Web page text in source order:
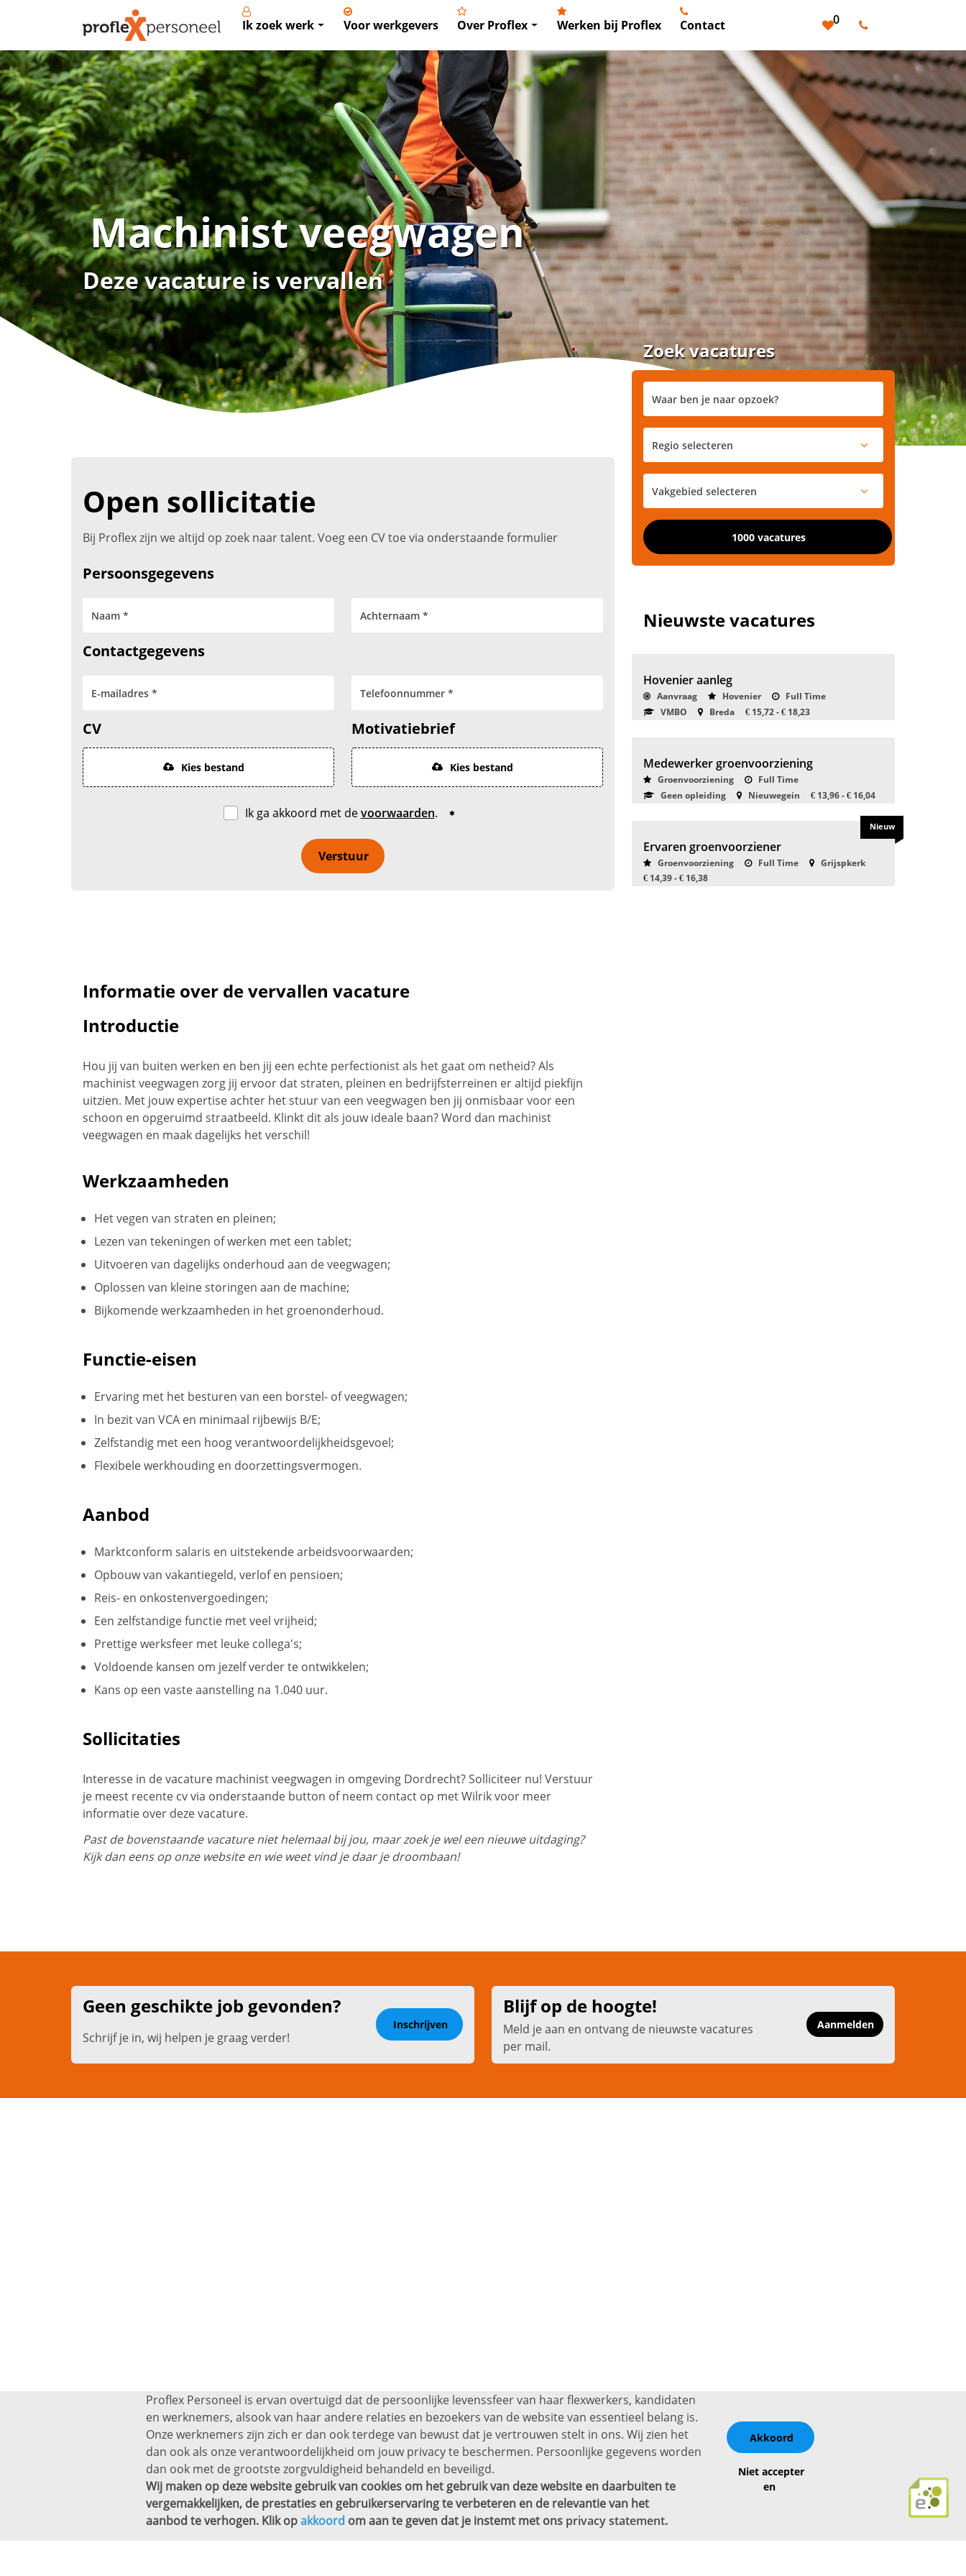
Ik zoek werk Voor werkgevers Over Proflex Werken bij Proflex Contact 0
Machinist veegwagen
Deze vacature is vervallen
Open sollicitatie
Bij Proflex zijn we altijd op zoek naar talent. Voeg een CV toe via onderstaande formulier
Persoonsgegevens
Contactgegevens
CV
Kies bestand
Motivatiebrief
Kies bestand
Ik ga akkoord met devoorwaarden.
Verstuur
Informatie over de vervallen vacature
Introductie
Hou jij van buiten werken en ben jij een echte perfectionist als het gaat om netheid? Als
machinist veegwagen zorg jij ervoor dat straten, pleinen en bedrijfsterreinen er altijd piekfijn
uitzien. Met jouw expertise achter het stuur van een veegwagen ben jij onmisbaar voor een
schoon en opgeruimd straatbeeld. Klinkt dit als jouw ideale baan? Word dan machinist
veegwagen en maak dagelijks het verschil!
Werkzaamheden
Het vegen van straten en pleinen;
Lezen van tekeningen of werken met een tablet;
Uitvoeren van dagelijks onderhoud aan de veegwagen;
Oplossen van kleine storingen aan de machine;
Bijkomende werkzaamheden in het groenonderhoud.
Functie-eisen
Ervaring met het besturen van een borstel- of veegwagen;
In bezit van VCA en minimaal rijbewijs B/E;
Zelfstandig met een hoog verantwoordelijkheidsgevoel;
Flexibele werkhouding en doorzettingsvermogen.
Aanbod
Marktconform salaris en uitstekende arbeidsvoorwaarden;
Opbouw van vakantiegeld, verlof en pensioen;
Reis- en onkostenvergoedingen;
Een zelfstandige functie met veel vrijheid;
Prettige werksfeer met leuke collega's;
Voldoende kansen om jezelf verder te ontwikkelen;
Kans op een vaste aanstelling na 1.040 uur.
Sollicitaties
Interesse in de vacature machinist veegwagen in omgeving Dordrecht? Solliciteer nu! Verstuur
je meest recente cv via onderstaande button of neem contact op met Wilrik voor meer
informatie over deze vacature.
Past de bovenstaande vacature niet helemaal bij jou, maar zoek je wel een nieuwe uitdaging?
Kijk dan eens op onze website en wie weet vind je daar je droombaan!
Zoek vacatures
1000 vacatures
Nieuwste vacatures
Hovenier aanleg
Aanvraag Hovenier
Full Time
VMBO
Breda € 15,72 - € 18,23
Medewerker groenvoorziening
Groenvoorziening
Full Time
Geen opleiding
Nieuwegein € 13,96 - € 16,04
Ervaren groenvoorziener
Groenvoorziening Full Time Grijspkerk
€ 14,39 - € 16,38
Nieuw
Geen geschikte job gevonden?
Schrijf je in, wij helpen je graag verder!
Inschrijven
Blijf op de hoogte!
Meld je aan en ontvang de nieuwste vacatures
per mail.
Aanmelden
Proflex Personeel is ervan overtuigd dat de persoonlijke levenssfeer van haar flexwerkers, kandidaten
en werknemers, alsook van haar andere relaties en bezoekers van de website van essentieel belang is.
Onze werknemers zijn zich er dan ook terdege van bewust dat je vertrouwen stelt in ons. Wij zien het
dan ook als onze verantwoordelijkheid om jouw privacy te beschermen. Persoonlijke gegevens worden
dan ook met de grootste zorgvuldigheid behandeld en beveiligd.
Wij maken op deze website gebruik van cookies om het gebruik van deze website en daarbuiten te
vergemakkelijken, de prestaties en gebruikerservaring te verbeteren en de relevantie van het
aanbod te verhogen. Klik opakkoord om aan te geven dat je instemt met ons privacy statement.
Akkoord
Niet accepter
en